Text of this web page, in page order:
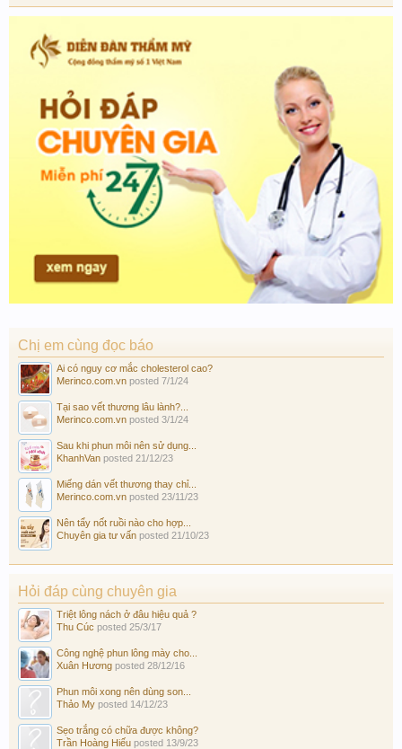
Chị em cùng đọc báo
Ai có nguy cơ mắc cholesterol cao?
Merinco.com.vn posted 7/1/24
Tại sao vết thương lâu lành?...
Merinco.com.vn posted 3/1/24
Sau khi phun môi nên sử dụng...
KhanhVan posted 21/12/23
Miếng dán vết thương thay chỉ...
Merinco.com.vn posted 23/11/23
Nên tẩy nốt ruồi nào cho hợp...
Chuyên gia tư vấn posted 21/10/23
Hỏi đáp cùng chuyên gia
Triệt lông nách ở đâu hiệu quả ?
Thu Cúc posted 25/3/17
Công nghệ phun lông mày cho...
Xuân Hương posted 28/12/16
Phun môi xong nên dùng son...
Thảo My posted 14/12/23
Sẹo trắng có chữa được không?
Trần Hoàng Hiếu posted 13/9/23